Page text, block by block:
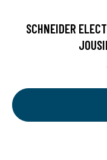
SCHNEIDER